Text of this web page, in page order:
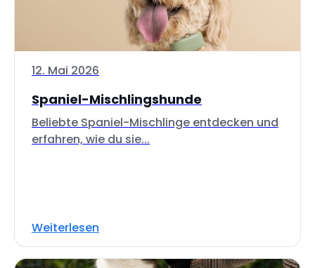
12. Mai 2026
Spaniel-Mischlingshunde
Beliebte Spaniel-Mischlinge entdecken und
erfahren, wie du sie...
Weiterlesen